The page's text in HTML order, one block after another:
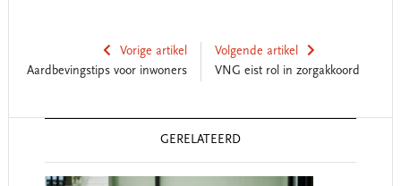
Vorige artikel
Aardbevingstips voor inwoners
Volgende artikel
VNG eist rol in zorgakkoord
GERELATEERD